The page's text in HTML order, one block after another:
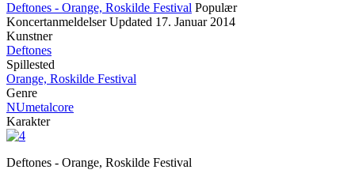
Deftones - Orange, Roskilde Festival Populær
Koncertanmeldelser Updated 17. Januar 2014
Kunstner
Deftones
Spillested
Orange, Roskilde Festival
Genre
NUmetalcore
Karakter
Deftones - Orange, Roskilde Festival